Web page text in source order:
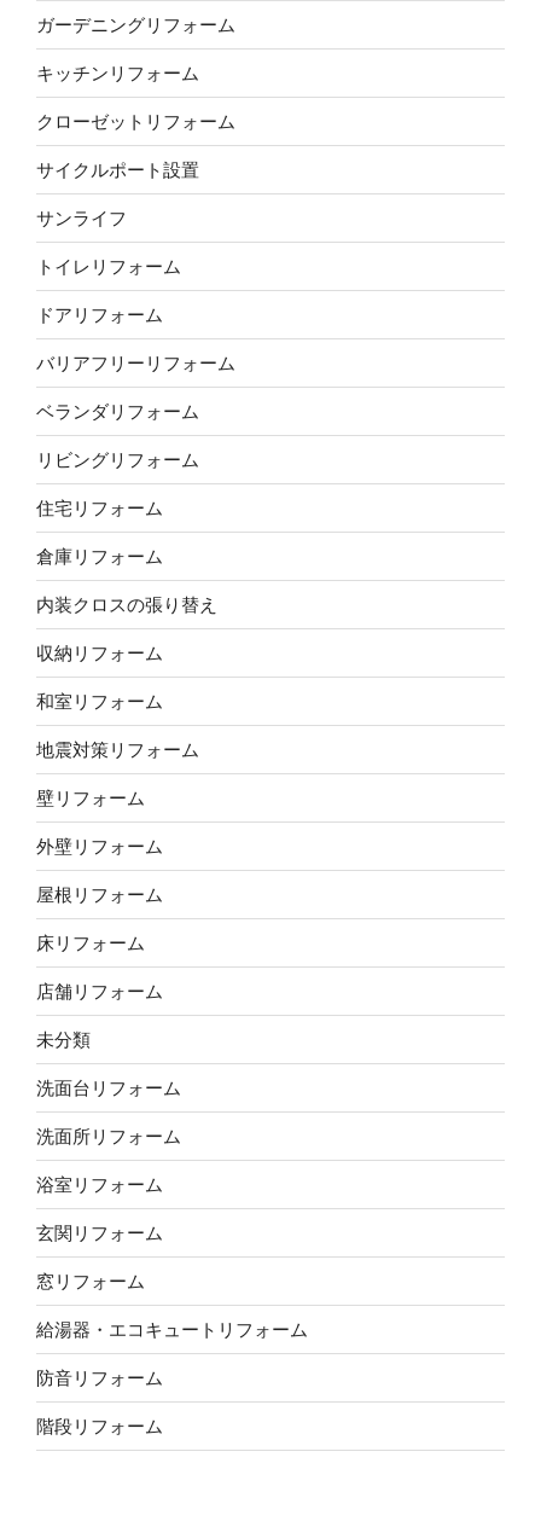
ガーデニングリフォーム
キッチンリフォーム
クローゼットリフォーム
サイクルポート設置
サンライフ
トイレリフォーム
ドアリフォーム
バリアフリーリフォーム
ベランダリフォーム
リビングリフォーム
住宅リフォーム
倉庫リフォーム
内装クロスの張り替え
収納リフォーム
和室リフォーム
地震対策リフォーム
壁リフォーム
外壁リフォーム
屋根リフォーム
床リフォーム
店舗リフォーム
未分類
洗面台リフォーム
洗面所リフォーム
浴室リフォーム
玄関リフォーム
窓リフォーム
給湯器・エコキュートリフォーム
防音リフォーム
階段リフォーム